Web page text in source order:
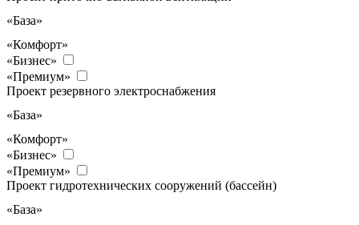
«База»
«Комфорт»
«Бизнес»
«Премиум»
Проект резервного электроснабжения
«База»
«Комфорт»
«Бизнес»
«Премиум»
Проект гидротехнических сооружений (бассейн)
«База»